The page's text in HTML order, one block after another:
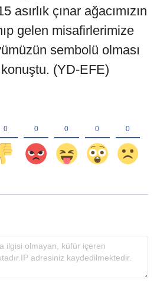
asırlık çınar ağacımızın
gelen misafirlerimize
sembolü olması
(YD-EFE)